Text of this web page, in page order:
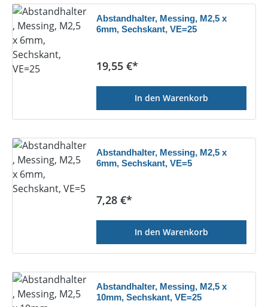
Abstandhalter, Messing, M2,5 x
6mm, Sechskant, VE=25
Regulärer Preis:
19,55 €*
In den Warenkorb
Abstandhalter, Messing, M2,5 x
6mm, Sechskant, VE=5
Regulärer Preis:
7,28 €*
In den Warenkorb
Abstandhalter, Messing, M2,5 x
10mm, Sechskant, VE=25